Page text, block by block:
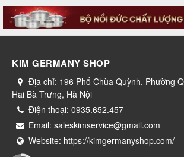
KIM GERMANY SHOP
Địa chỉ: 196 Phố Chùa Quỳnh, Phường
Hai Bà Trưng, Hà Nội
Điện thoại: 0935.652.457
Email: saleskimservice@gmail.com
Website: https://kimgermanyshop.com/